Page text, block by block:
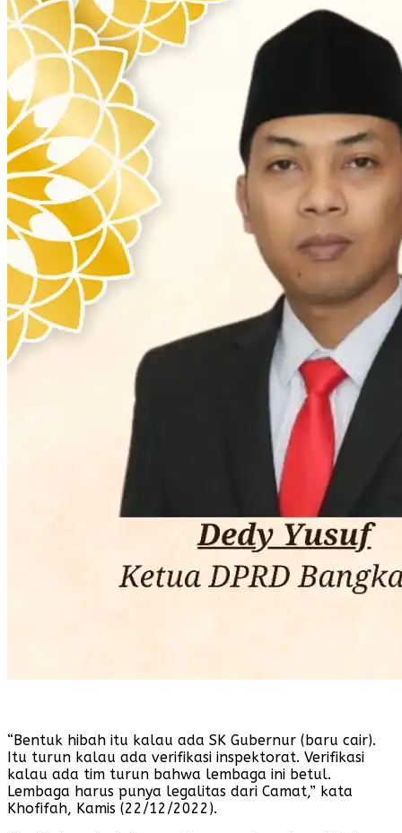
“Bentuk hibah itu kalau ada SK Gubernur (baru cair).
Itu turun kalau ada verifikasi inspektorat. Verifikasi
kalau ada tim turun bahwa lembaga ini betul.
Lembaga harus punya legalitas dari Camat,” kata
Khofifah, Kamis (22/12/2022).